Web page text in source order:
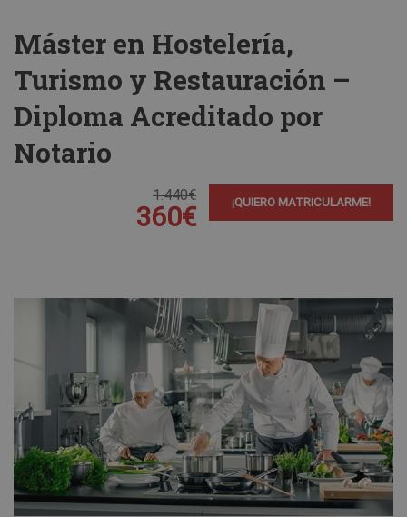
Máster en Hostelería,
Turismo y Restauración –
Diploma Acreditado por
Notario
1.440€
360€ ¡QUIERO MATRICULARME!